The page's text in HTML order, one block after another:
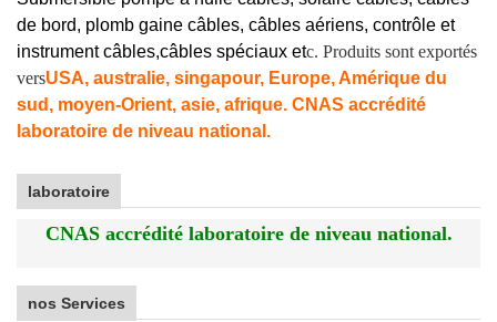
de bord, plomb gaine câbles, câbles aériens, contrôle et
instrument câbles,câbles spéciaux etc. Produits sont exportés
versUSA, australie, singapour, Europe, Amérique du
sud, moyen-Orient, asie, afrique. CNAS accrédité
laboratoire de niveau national.
laboratoire
CNAS accrédité laboratoire de niveau national.
nos Services